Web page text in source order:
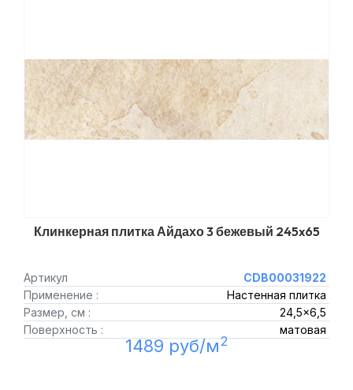
Клинкерная плитка Айдахо 3 бежевый 245x65
Артикул
CDB00031922
Применение :
Настенная плитка
Размер, см :
24,5x6,5
Поверхность :
матовая
1489 руб/м2